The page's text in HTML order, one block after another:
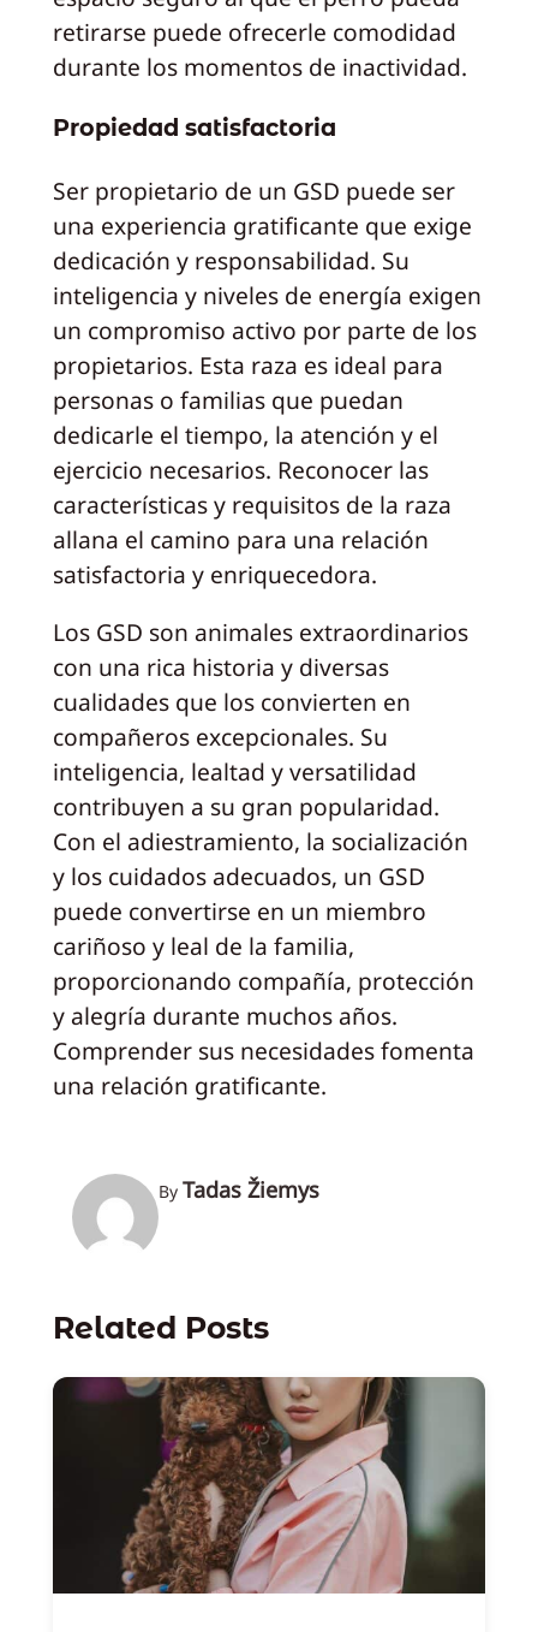
retirarse puede ofrecerle comodidad
durante los momentos de inactividad.
Propiedad satisfactoria
Ser propietario de un GSD puede ser
una experiencia gratificante que exige
dedicación y responsabilidad. Su
inteligencia y niveles de energía exigen
un compromiso activo por parte de los
propietarios. Esta raza es ideal para
personas o familias que puedan
dedicarle el tiempo, la atención y el
ejercicio necesarios. Reconocer las
características y requisitos de la raza
allana el camino para una relación
satisfactoria y enriquecedora.
Los GSD son animales extraordinarios
con una rica historia y diversas
cualidades que los convierten en
compañeros excepcionales. Su
inteligencia, lealtad y versatilidad
contribuyen a su gran popularidad.
Con el adiestramiento, la socialización
y los cuidados adecuados, un GSD
puede convertirse en un miembro
cariñoso y leal de la familia,
proporcionando compañía, protección
y alegría durante muchos años.
Comprender sus necesidades fomenta
una relación gratificante.
By Tadas Žiemys
Related Posts